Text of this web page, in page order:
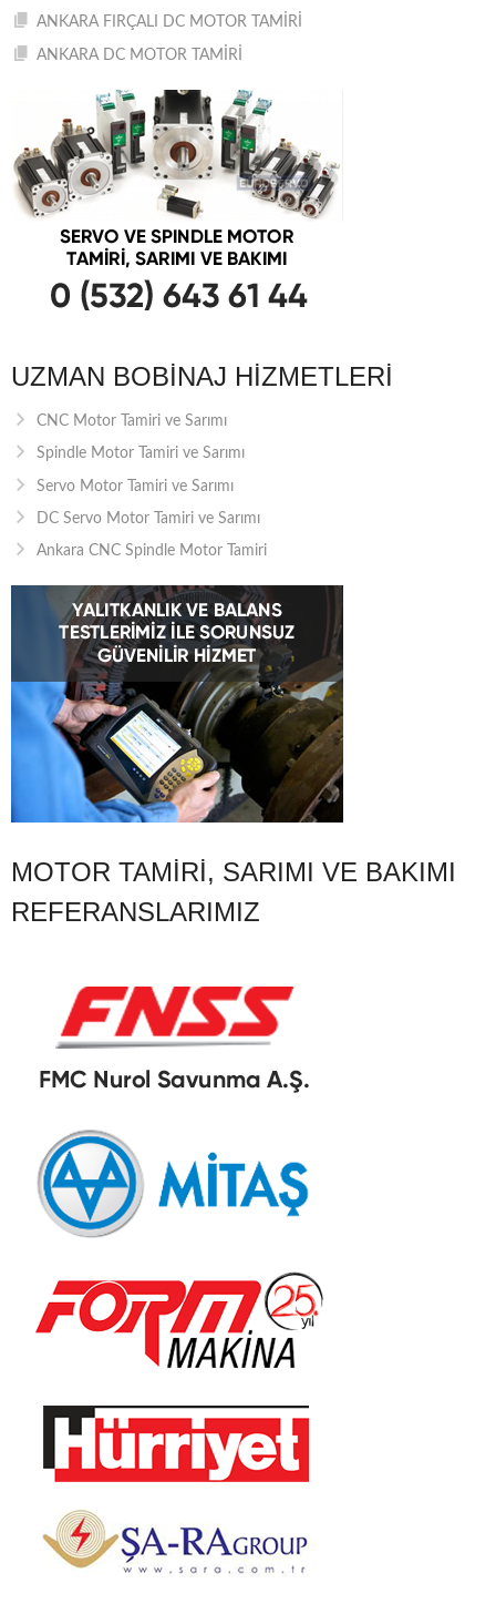
ANKARA FIRÇALI DC MOTOR TAMİRİ
ANKARA DC MOTOR TAMİRİ
UZMAN BOBINAJ HIZMETLERI
CNC Motor Tamiri ve Sarımı
Spindle Motor Tamiri ve Sarımı
Servo Motor Tamiri ve Sarımı
DC Servo Motor Tamiri ve Sarımı
Ankara CNC Spindle Motor Tamiri
MOTOR TAMIRI, SARIMI VE BAKIMI
REFERANSLARIMIZ